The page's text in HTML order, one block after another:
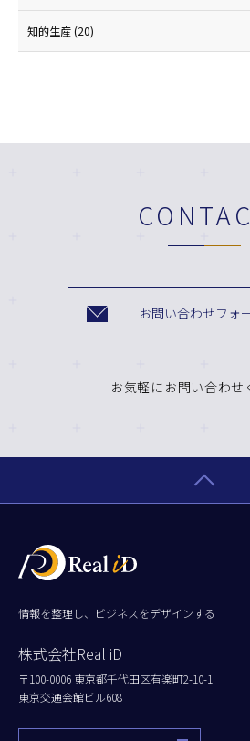
知的生産(20)
お問い合わせフォ
お気軽にお問い合わせ
情報を整理し、ビジネスをデザインする
株式会社Real iD
〒100-0006 東京都千代田区有楽町2-10-1
東京交通会館ビル608